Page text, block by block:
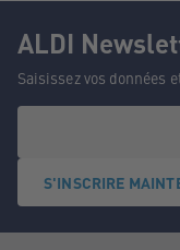
ALDI
Saisissez vos données
S'INSCRIRE